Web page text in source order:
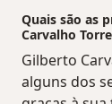
Quais são as
Carvalho
Gilberto
alguns dos